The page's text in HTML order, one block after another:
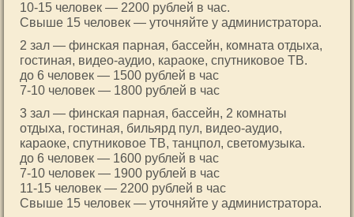
10-15 человек — 2200 рублей в час.
Свыше 15 человек — уточняйте у администратора.
2 зал — финская парная, бассейн, комната отдыха,
гостиная, видео-аудио, караоке, спутниковое ТВ.
до 6 человек — 1500 рублей в час
7-10 человек — 1800 рублей в час
3 зал — финская парная, бассейн, 2 комнаты
отдыха, гостиная, бильярд пул, видео-аудио,
караоке, спутниковое ТВ, танцпол, светомузыка.
до 6 человек — 1600 рублей в час
7-10 человек — 1900 рублей в час
11-15 человек — 2200 рублей в час
Свыше 15 человек — уточняйте у администратора.